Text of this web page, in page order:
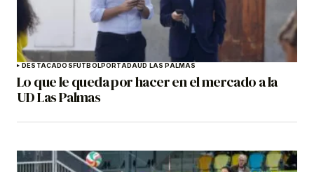
DESTACADOS FÚTBOLPORTADAUD LAS PALMAS
Lo que le queda por hacer en el mercado a la
UD Las Palmas